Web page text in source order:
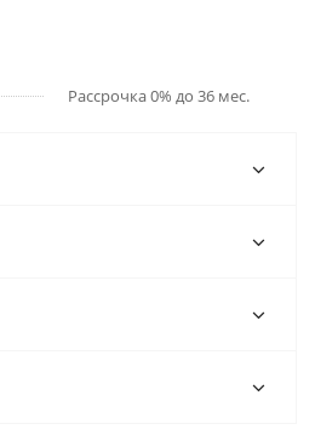
Рассрочка 0% до 36 мес.